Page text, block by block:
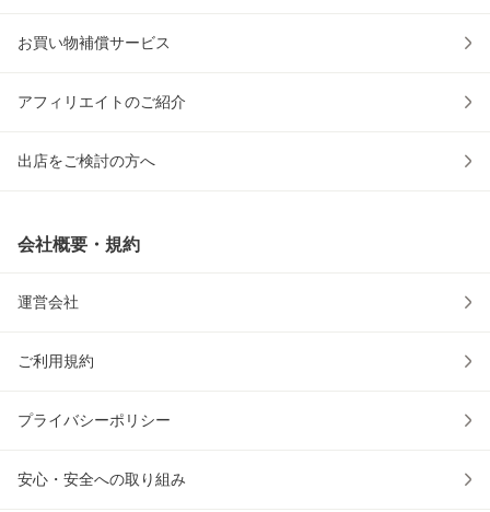
お買い物補償サービス
アフィリエイトのご紹介
出店をご検討の方へ
会社概要・規約
運営会社
ご利用規約
プライバシーポリシー
安心・安全への取り組み